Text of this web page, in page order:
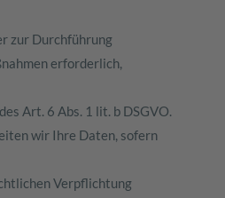
zur Durchführung
erforderlich,
Art. 6 Abs. 1 lit. b DSGVO.
wir Ihre Daten, sofern
Verpflichtung